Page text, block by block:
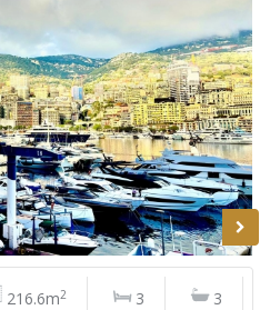
216.6m2 3
3